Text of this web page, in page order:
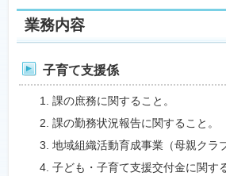
業務内容
子育て支援係
課の庶務に関すること。
課の勤務状況報告に関すること。
地域組織活動育成事業（母親クラ
子ども・子育て支援交付金に関す